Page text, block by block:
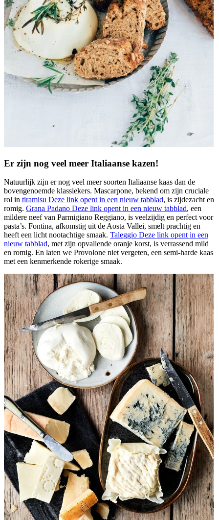
Er zijn nog veel meer Italiaanse kazen!
Natuurlijk zijn er nog veel meer soorten Italiaanse kaas dan de
bovengenoemde klassiekers. Mascarpone, bekend om zijn cruciale
rol in tiramisu Deze link opent in een nieuw tabblad, is zijdezacht en
romig. Grana Padano Deze link opent in een nieuw tabblad, een
mildere neef van Parmigiano Reggiano, is veelzijdig en perfect voor
pasta’s. Fontina, afkomstig uit de Aosta Vallei, smelt prachtig en
heeft een licht nootachtige smaak. Taleggio Deze link opent in een
nieuw tabblad, met zijn opvallende oranje korst, is verrassend mild
en romig. En laten we Provolone niet vergeten, een semi-harde kaas
met een kenmerkende rokerige smaak.